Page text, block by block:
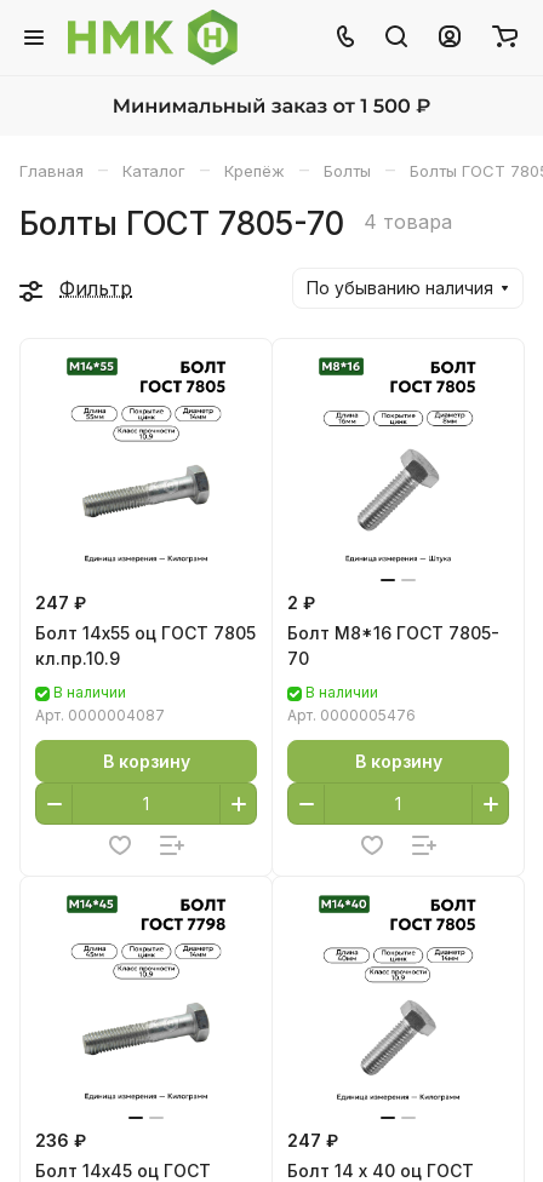
Главная – Каталог – Крепёж – Болты – Болты ГОСТ
Болты ГОСТ 7805-70 4 товара
Фильтр По убыванию наличия
247 ₽
Болт 14х55 оц ГОСТ 7805
кл.пр.10.9
В наличии
Арт. 0000004087
В корзину
2 ₽
Болт М8*16 ГОСТ 7805-
70
В наличии
Арт. 0000005476
В корзину
236 ₽
Болт 14х45 оц ГОСТ
247 ₽
Болт 14 х 40 оц ГОСТ